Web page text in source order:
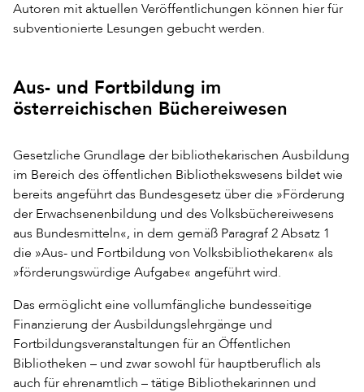
Autoren mit aktuellen Veröffentlichungen können hier für
subventionierte Lesungen gebucht werden.
Aus- und Fortbildung im
österreichischen Büchereiwesen
Gesetzliche Grundlage der bibliothekarischen Ausbildung
im Bereich des öffentlichen Bibliothekswesens bildet wie
bereits angeführt das Bundesgesetz über die »Förderung
der Erwachsenenbildung und des Volksbüchereiwesens
aus Bundesmitteln«, in dem gemäß Paragraf 2 Absatz 1
die »Aus- und Fortbildung von Volksbibliothekaren« als
»förderungswürdige Aufgabe« angeführt wird.
Das ermöglicht eine vollumfängliche bundesseitige
Finanzierung der Ausbildungslehrgänge und
Fortbildungsveranstaltungen für an Öffentlichen
Bibliotheken – und zwar sowohl für hauptberuflich als
auch für ehrenamtlich – tätige Bibliothekarinnen und